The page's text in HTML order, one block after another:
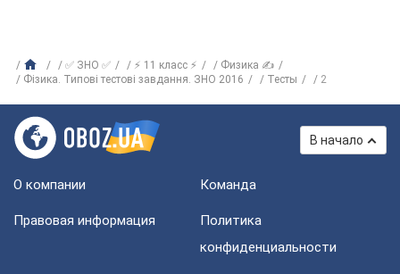
✅ ЗНО ✅ ⚡ 11 класс ⚡
Физика ✍
Фізика. Типові тестові завдання. ЗНО 2016
Тесты 2
В начало
О компании Команда
Правовая информация
Политика
конфиденциальности